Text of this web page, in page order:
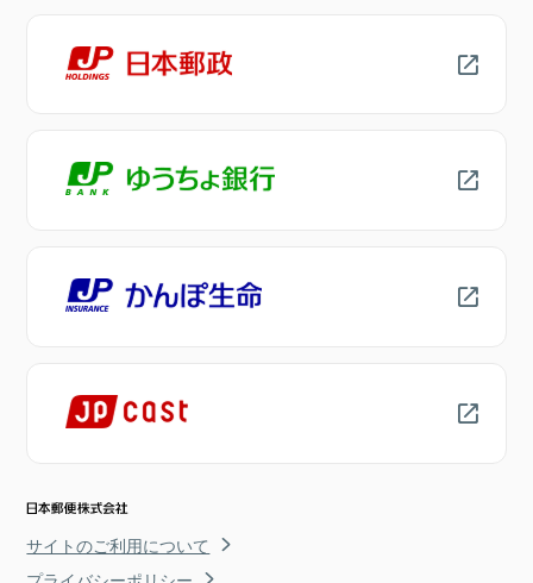
サイトのご利用について